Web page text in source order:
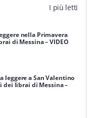
I più letti
nella Primavera
di Messina – VIDEO
leggere a San Valentino
dei librai di Messina –